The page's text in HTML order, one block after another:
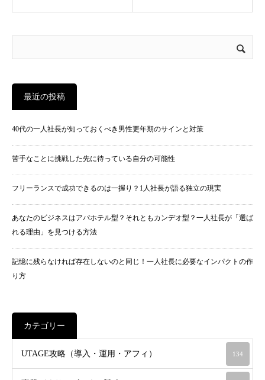
最近の投稿
40代の一人社長が知っておくべき男性更年期のサインと対策
苦手なことに挑戦した先に待っている自分の可能性
フリーランスで成功できるのは一握り？1人社長が語る独立の現実
あなたのビジネスはアパホテル型？それともカンデオ型？一人社長が「選ば
れる理由」を見つける方法
記憶に残らなければ存在しないのと同じ！一人社長に必要なインパクトの作
り方
カテゴリー
UTAGE攻略（導入・運用・アフィ） 134